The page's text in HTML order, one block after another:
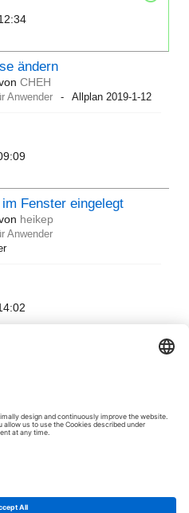
ändern
CHEH
Anwender Allplan 2019-1-12
Fenster eingelegt
heikep
Anwender